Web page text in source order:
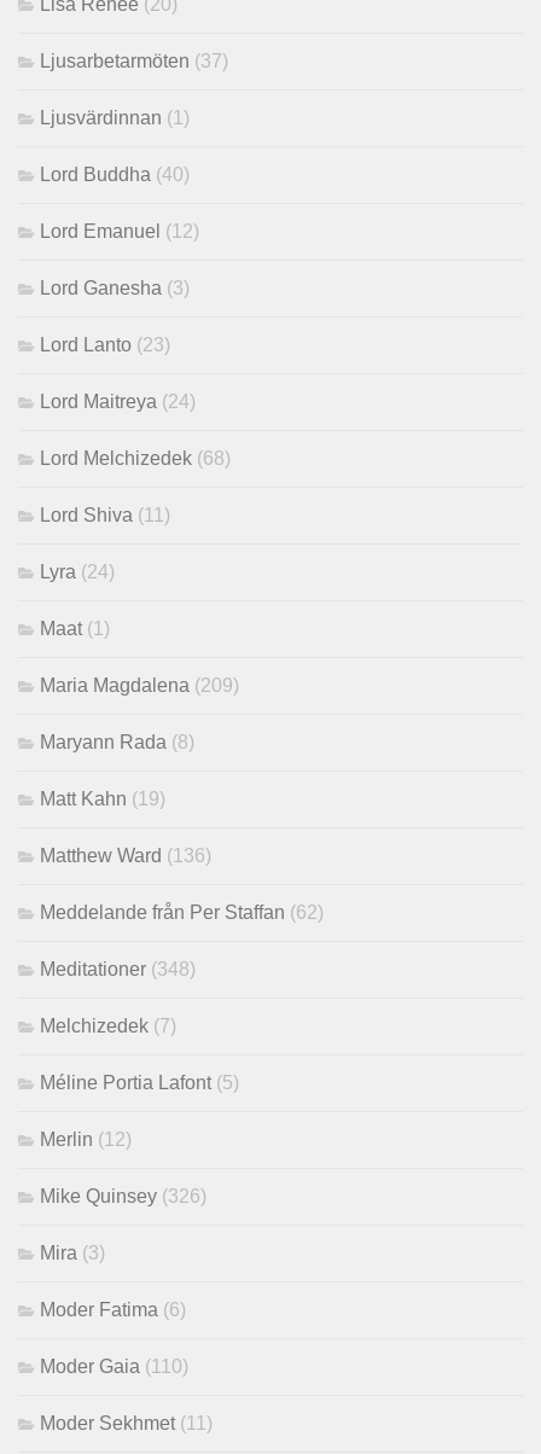
Lisa Renee (20)
Ljusarbetarmöten (37)
Ljusvärdinnan (1)
Lord Buddha (40)
Lord Emanuel (12)
Lord Ganesha (3)
Lord Lanto (23)
Lord Maitreya (24)
Lord Melchizedek (68)
Lord Shiva (11)
Lyra (24)
Maat (1)
Maria Magdalena (209)
Maryann Rada (8)
Matt Kahn (19)
Matthew Ward (136)
Meddelande från Per Staffan (62)
Meditationer (348)
Melchizedek (7)
Méline Portia Lafont (5)
Merlin (12)
Mike Quinsey (326)
Mira (3)
Moder Fatima (6)
Moder Gaia (110)
Moder Sekhmet (11)